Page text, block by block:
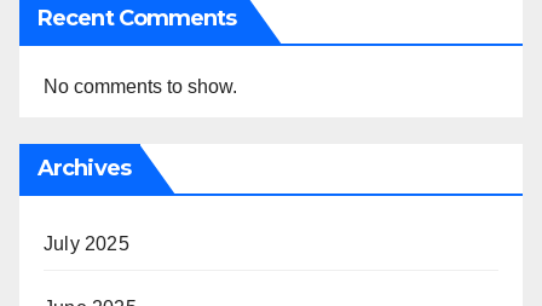
Recent Comments
No comments to show.
Archives
July 2025